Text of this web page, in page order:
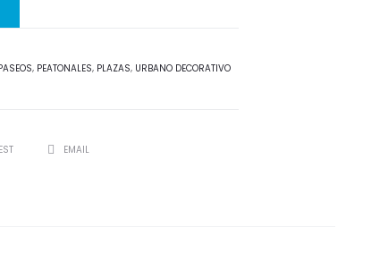
, PEATONALES, PLAZAS, URBANO DECORATIVO
EMAIL